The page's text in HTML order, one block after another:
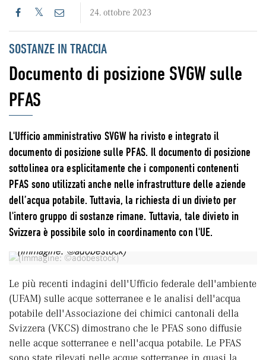
24. ottobre 2023
SOSTANZE IN TRACCIA
Documento di posizione SVGW sulle
PFAS
L'Ufficio amministrativo SVGW ha rivisto e integrato il
documento di posizione sulle PFAS. Il documento di posizione
sottolinea ora esplicitamente che i componenti contenenti
PFAS sono utilizzati anche nelle infrastrutture delle aziende
dell’acqua potabile. Tuttavia, la richiesta di un divieto per
l'intero gruppo di sostanze rimane. Tuttavia, tale divieto in
Svizzera è possibile solo in coordinamento con l'UE.
(Immagine: ©adobestock)
Le più recenti indagini dell'Ufficio federale dell'ambiente
(UFAM) sulle acque sotterranee e le analisi dell'acqua
potabile dell'Associazione dei chimici cantonali della
Svizzera (VKCS) dimostrano che le PFAS sono diffusie
nelle acque sotterranee e nell'acqua potabile. Le PFAS